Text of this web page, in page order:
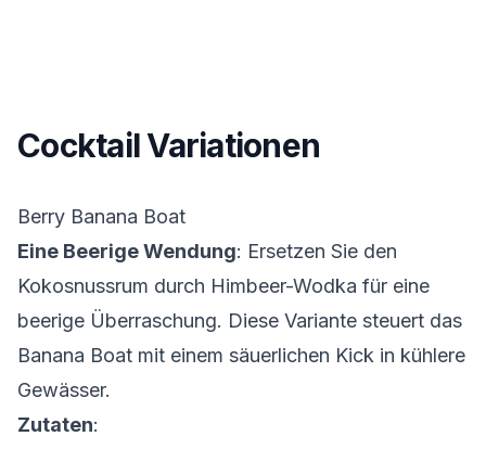
Cocktail Variationen
Berry Banana Boat
Eine Beerige Wendung: Ersetzen Sie den
Kokosnussrum durch Himbeer-Wodka für eine
beerige Überraschung. Diese Variante steuert das
Banana Boat mit einem säuerlichen Kick in kühlere
Gewässer.
Zutaten: